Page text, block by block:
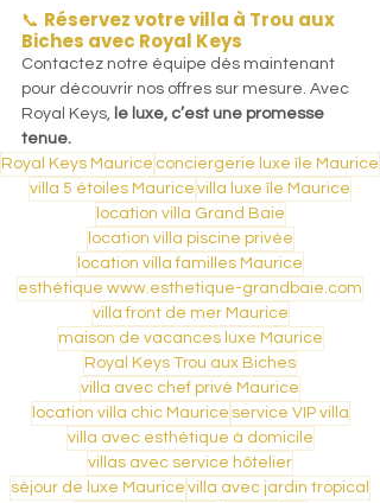
📞 Réservez votre villa à Trou aux
Biches avec Royal Keys
Contactez notre équipe dès maintenant
pour découvrir nos offres sur mesure. Avec
Royal Keys, le luxe, c’est une promesse
tenue.
Royal Keys Maurice conciergerie luxe île Maurice
villa 5 étoiles Maurice villa luxe île Maurice
location villa Grand Baie
location villa piscine privée
location villa familles Maurice
esthétique www.esthetique-grandbaie.com
villa front de mer Maurice
maison de vacances luxe Maurice
Royal Keys Trou aux Biches
villa avec chef privé Maurice
location villa chic Maurice service VIP villa
villa avec esthétique à domicile
villas avec service hôtelier
séjour de luxe Maurice villa avec jardin tropical